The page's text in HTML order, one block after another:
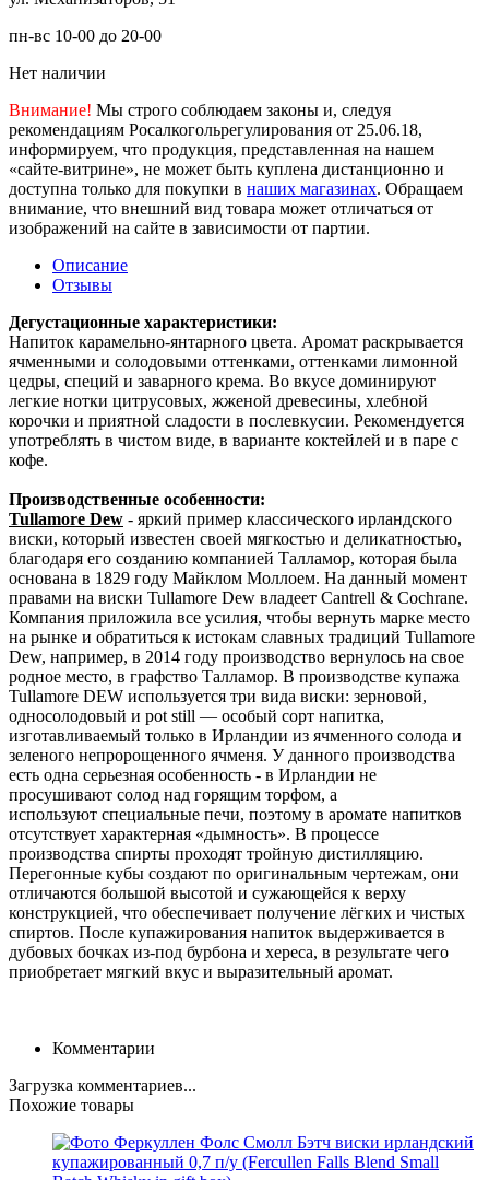
пн-вс 10-00 до 20-00
Нет наличии
Внимание! Мы строго соблюдаем законы и, следуя
рекомендациям Росалкогольрегулирования от 25.06.18,
информируем, что продукция, представленная на нашем
«сайте-витрине», не может быть куплена дистанционно и
доступна только для покупки в наших магазинах. Обращаем
внимание, что внешний вид товара может отличаться от
изображений на сайте в зависимости от партии.
Описание
Отзывы
Дегустационные характеристики:
Напиток карамельно-янтарного цвета. Аромат раскрывается
ячменными и солодовыми оттенками, оттенками лимонной
цедры, специй и заварного крема. Во вкусе доминируют
легкие нотки цитрусовых, жженой древесины, хлебной
корочки и приятной сладости в послевкусии. Рекомендуется
употреблять в чистом виде, в варианте коктейлей и в паре с
кофе.
Производственные особенности:
Tullamore Dew - яркий пример классического ирландского
виски, который известен своей мягкостью и деликатностью,
благодаря его созданию компанией Талламор, которая была
основана в 1829 году Майклом Моллоем. На данный момент
правами на виски Tullamore Dew владеет Cantrell & Cochrane.
Компания приложила все усилия, чтобы вернуть марке место
на рынке и обратиться к истокам славных традиций Tullamore
Dew, например, в 2014 году производство вернулось на свое
родное место, в графство Талламор. В производстве купажа
Tullamore DEW используется три вида виски: зерновой,
односолодовый и pot still — особый сорт напитка,
изготавливаемый только в Ирландии из ячменного солода и
зеленого непророщенного ячменя. У данного производства
есть одна серьезная особенность - в Ирландии не
просушивают солод над горящим торфом, а
используют специальные печи, поэтому в аромате напитков
отсутствует характерная «дымность». В процессе
производства спирты проходят тройную дистилляцию.
Перегонные кубы создают по оригинальным чертежам, они
отличаются большой высотой и сужающейся к верху
конструкцией, что обеспечивает получение лёгких и чистых
спиртов. После купажирования напиток выдерживается в
дубовых бочках из-под бурбона и хереса, в результате чего
приобретает мягкий вкус и выразительный аромат.
Комментарии
Загрузка комментариев...
Похожие товары